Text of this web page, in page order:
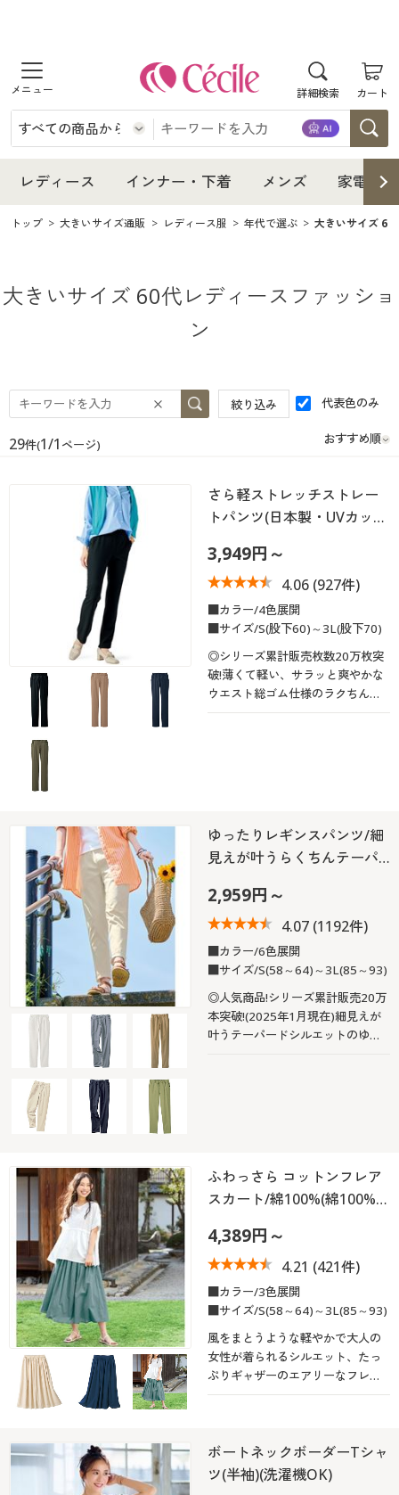
詳細検索 カート
商品を探す
レディース
レディースファッション
インナー・下着
インナー・下着通販すべて
メンズ
キッチン・雑貨・日用品
家具・収納
カーテン・ラグ・ファブリック
美容・健康通販すべて
制服・スクール
制服・学生服
ジュニア・ティーンズ下着
大きいサイズ通販すべて
大きいサイズ レディース服
大きいサイズ レディース下着
大きいサイズ メンズ
大きいサイズ 事務・制服
バーゲンセール
シークレットセール
商品カテゴリ一覧
カタログ
カタログ・チラシからのご注文
デジタルカタログ
会員メニュー
マイページ
閲覧履歴
お気に入り
サポート
ご利用ガイド
よくある質問とお問い合わせ
レディース インナー・下着 メンズ 家電・
レディース
レディース通販すべて
レディースファッション
インナー・下着
インナー・下着通販すべて
女性下着
ジュニア・ティーンズ下着
メンズ
メンズ通販すべて
家電・雑貨
家電
寝具・インテリア・家具通販すべて
寝具・ベッド
美容・健康
美容・健康・サプリメント
制服・スクールすべて
ジュニア・ティーンズ下着
大きいサイズ
大きいサイズ レディース服
大きいサイズ レディース下着
大きいサイズ メンズ
大きいサイズ 事務・制服
バーゲン
バーゲンセール
シークレットセール
商品カテゴリ一覧
カタログ・チラシからのご注文
デジタルカタログ
カタログ無料プレゼント
会員メニュー
マイページ
閲覧履歴
お気に入り
サポート
ご利用ガイド
よくある質問とお問い合わせ
トップ 大きいサイズ通販 レディース服 年代で選ぶ 大きいサイズ 60
大きいサイズ 60代レディースファッショ
ン
絞り込み 代表色のみ
29件(1/1 ページ)
さら軽ストレッチストレー
トパンツ(日本製・UVカッ…
3,949円～
4.06(927件)
■カラー/4色展開
■サイズ/S(股下60)～3L(股下70)
◎シリーズ累計販売枚数20万枚突
破!薄くて軽い、サラッと爽やかな
ウエスト総ゴム仕様のラクちんパ
ンツ。多機能なストレッチ素材を
ゆったりレギンスパンツ/細
見えが叶うらくちんテーパ…
2,959円～
4.07(1192件)
■カラー/6色展開
■サイズ/S(58～64)～3L(85～93)
◎人気商品!シリーズ累計販売20万
本突破!(2025年1月現在)細見えが
叶うテーパードシルエットのゆっ
ふわっさら コットンフレア
スカート/綿100%(綿100%…
4,389円～
4.21 (421件)
■カラー/3色展開
■サイズ/S(58～64)～3L(85～93)
風をまとうような軽やかで大人の
女性が着られるシルエット、たっ
ぷりギャザーのエアリーなフレア
スカート!
ボートネックボーダーTシャ
ツ(半袖)(洗濯機OK)